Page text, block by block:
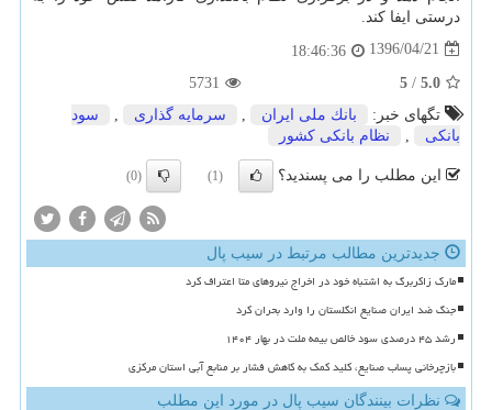
درستی ایفا كند.
1396/04/21
18:46:36
5.0
/
5
5731
تگهای خبر:
بانك ملی ایران سرمایه گذاری
سود
بانكی
نظام بانكی كشور
این مطلب را می پسندید؟ (1)
(0)
جدیدترین مطالب مرتبط در سیب پال
مارک زاکربرگ به اشتباه خود در اخراج نیروهای متا اعتراف کرد
جنگ ضد ایران صنایع انگلستان را وارد بحران کرد
رشد ۴۵ درصدی سود خالص بیمه ملت در بهار ۱۴۰۴
بازچرخانی پساب صنایع، کلید کمک به کاهش فشار بر منابع آبی استان مرکزی
نظرات بینندگان سیب پال در مورد این مطلب